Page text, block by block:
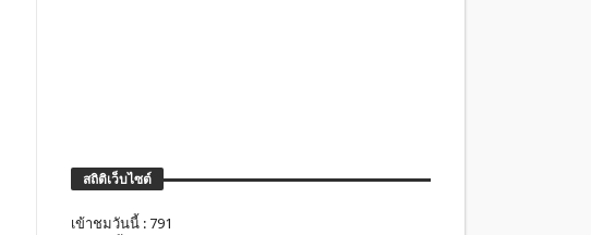
สถิติเว็บไซต์
เข้าชมวันนี้ : 791